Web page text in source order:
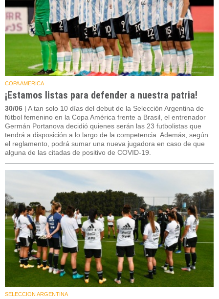
COPA AMERICA
¡Estamos listas para defender a nuestra patria!
30/06 | A tan solo 10 días del debut de la Selección Argentina de
fútbol femenino en la Copa América frente a Brasil, el entrenador
Germán Portanova decidió quienes serán las 23 futbolistas que
tendrá a disposición a lo largo de la competencia. Además, según
el reglamento, podrá sumar una nueva jugadora en caso de que
alguna de las citadas de positivo de COVID-19.
SELECCION ARGENTINA